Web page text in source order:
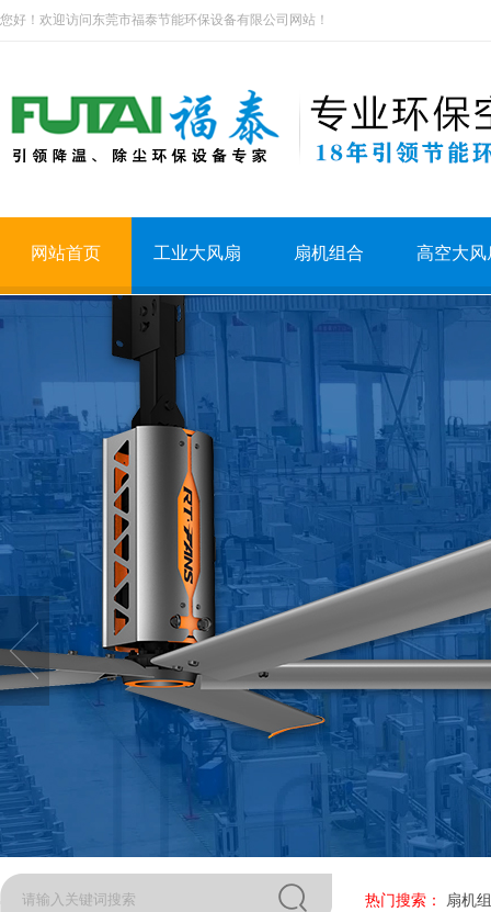
您好！欢迎访问东莞市福泰节能环保设备有限公司网站！
网站首页 工业大风扇 扇机组合 高空大风
热门搜索： 扇机